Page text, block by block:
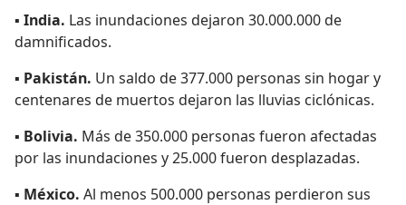
▪ India. Las inundaciones dejaron 30.000.000 de
damnificados.
▪ Pakistán. Un saldo de 377.000 personas sin hogar y
centenares de muertos dejaron las lluvias ciclónicas.
▪ Bolivia. Más de 350.000 personas fueron afectadas
por las inundaciones y 25.000 fueron desplazadas.
▪ México. Al menos 500.000 personas perdieron sus